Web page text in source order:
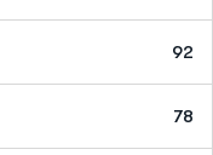
92
78